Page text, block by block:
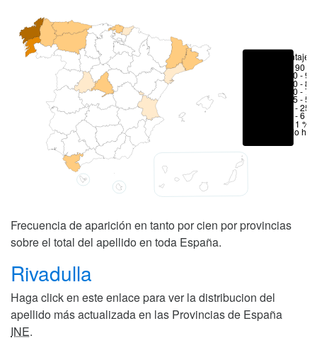
Porcentajes
> 90 %
80 -
70 -
50 -
25 -
6 - 25
1 - 6 %
< 1 %
No hay
Frecuencia de aparición en tanto por cien por provincias
sobre el total del apellido en toda España.
Rivadulla
Haga click en este enlace para ver la distribucion del
apellido más actualizada en las Provincias de España
INE.